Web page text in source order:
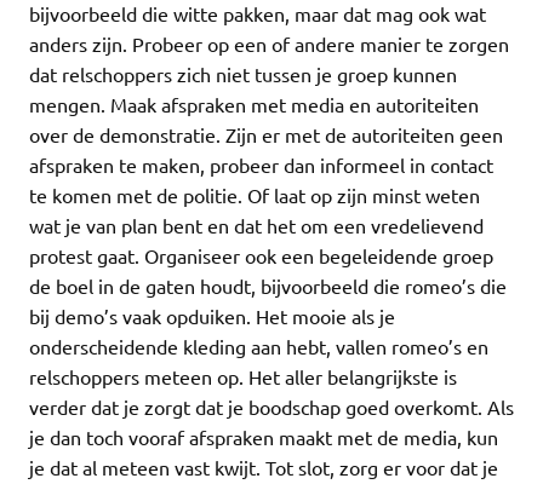
bijvoorbeeld die witte pakken, maar dat mag ook wat
anders zijn. Probeer op een of andere manier te zorgen
dat relschoppers zich niet tussen je groep kunnen
mengen. Maak afspraken met media en autoriteiten
over de demonstratie. Zijn er met de autoriteiten geen
afspraken te maken, probeer dan informeel in contact
te komen met de politie. Of laat op zijn minst weten
wat je van plan bent en dat het om een vredelievend
protest gaat. Organiseer ook een begeleidende groep
de boel in de gaten houdt, bijvoorbeeld die romeo’s die
bij demo’s vaak opduiken. Het mooie als je
onderscheidende kleding aan hebt, vallen romeo’s en
relschoppers meteen op. Het aller belangrijkste is
verder dat je zorgt dat je boodschap goed overkomt. Als
je dan toch vooraf afspraken maakt met de media, kun
je dat al meteen vast kwijt. Tot slot, zorg er voor dat je